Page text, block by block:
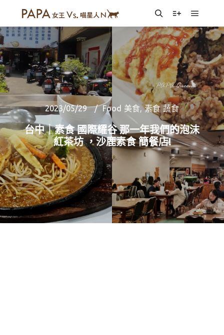
SearchMore info
Main
2023/05/29 Food 美食,素食 蔬食
台中｜素食 國際耀谷 那一年我們的泡沫
紅茶坊 ，沙鹿素食 簡餐店!